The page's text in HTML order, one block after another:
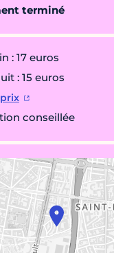
terminé
: 17 euros
: 15 euros
conseillée